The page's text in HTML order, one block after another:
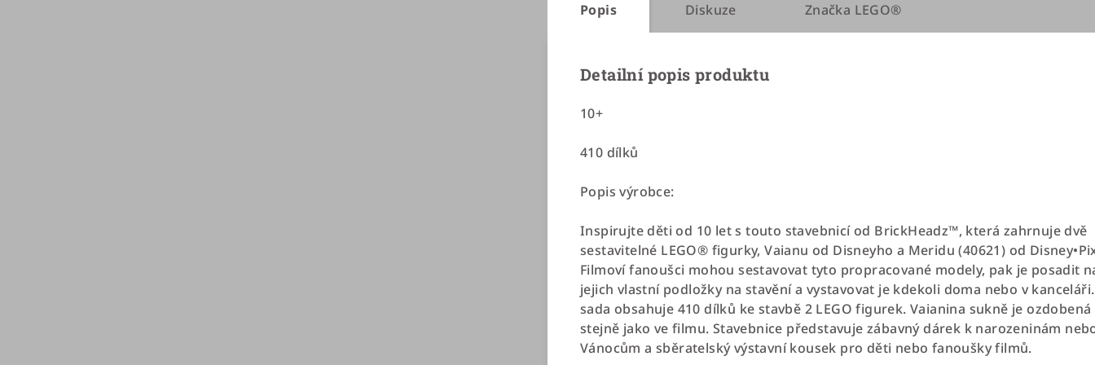
Popis Diskuze Značka LEGO®
Detailní popis produktu
10+
410 dílků
Popis výrobce:
Inspirujte děti od 10 let s touto stavebnicí od BrickHeadz™, která zahrnuje dvě
sestavitelné LEGO® figurky, Vaianu od Disneyho a Meridu (40621) od
Filmoví fanoušci mohou sestavovat tyto propracované modely, pak je posadit
jejich vlastní podložky na stavění a vystavovat je kdekoli doma nebo v
sada obsahuje 410 dílků ke stavbě 2 LEGO figurek. Vaianina sukně je ozdobená
stejně jako ve filmu. Stavebnice představuje zábavný dárek k narozeninám
Vánocům a sběratelský výstavní kousek pro děti nebo fanoušky filmů.